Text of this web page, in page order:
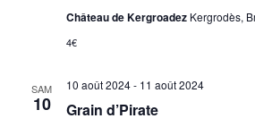
Château de Kergroadez Kergrodès,
4€
SAM
10 Grain d’Pirate
10 août 2024- 11 août 2024